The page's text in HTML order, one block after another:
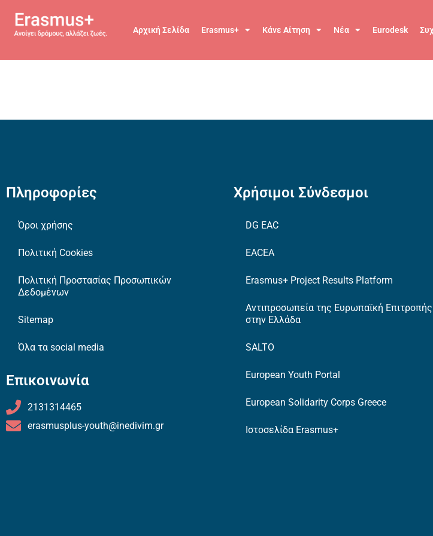
Αρχική Σελίδα Erasmus+ Κάνε Αίτηση Νέα Eurodesk
Πληροφορίες
Όροι χρήσης
Πολιτική Cookies
Πολιτική Προστασίας Προσωπικών
Δεδομένων
Sitemap
Όλα τα social media
Επικοινωνία
2131314465
erasmusplus-youth@inedivim.gr
Χρήσιμοι Σύνδεσμοι
DG EAC
EACEA
Erasmus+ Project Results Platform
Αντιπροσωπεία της Ευρωπαϊκή Επιτροπής
στην Ελλάδα
SALTO
European Youth Portal
European Solidarity Corps Greece
Ιστοσελίδα Erasmus+